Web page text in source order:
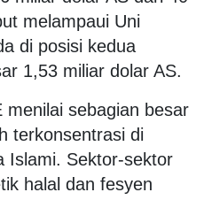
melampaui Uni
di posisi kedua
1,53 miliar dolar AS.
sebagian besar
terkonsentrasi di
Islami. Sektor-sektor
halal dan fesyen